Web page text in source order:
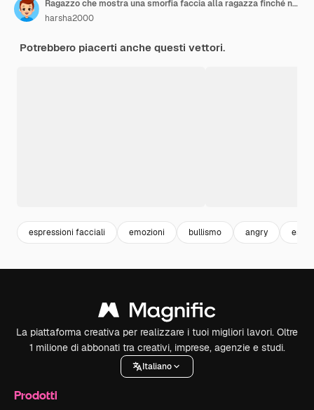
Ragazzo che mostra una smorfia faccia alla ragazza finché non piange. Isolato
harsha2000
Potrebbero piacerti anche questi vettori.
espressioni facciali emozioni bullismo angry
La piattaforma creativa per realizzare i tuoi migliori lavori. Oltre
1 milione di abbonati tra creativi, imprese, agenzie e studi.
Italiano
Prodotti